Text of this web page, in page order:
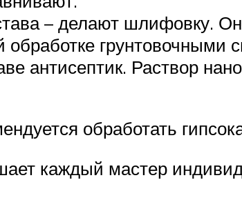
– делают шлифовку.
грунтовочными
антисептик. Раствор
обработать
каждый мастер